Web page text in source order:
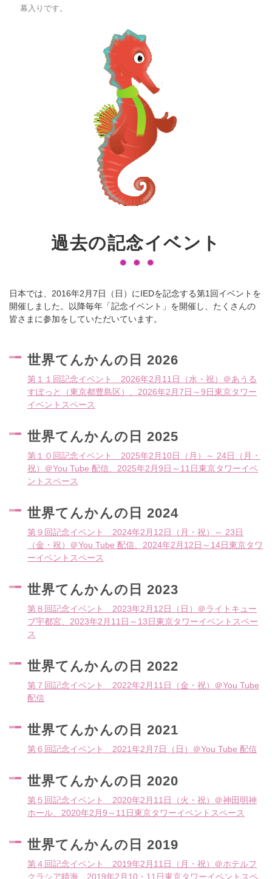
幕入りです。
過去の記念イベント
日本では、2016年2月7日（日）にIEDを記念する第1回イベントを
開催しました。以降毎年「記念イベント」を開催し、たくさんの
皆さまに参加をしていただいています。
世界てんかんの日 2026
第１１回記念イベント 2026年2月11日（水・祝）＠あうる
すぽっと（東京都豊島区）、2026年2月7日～9日東京タワー
イベントスペース
世界てんかんの日 2025
第１０回記念イベント 2025年2月10日（月）～ 24日（月・
祝）＠You Tube 配信、2025年2月9日～11日東京タワーイベ
ントスペース
世界てんかんの日 2024
第９回記念イベント 2024年2月12日（月・祝）～ 23日
（金・祝）＠You Tube 配信、2024年2月12日～14日東京タワ
ーイベントスペース
世界てんかんの日 2023
第８回記念イベント 2023年2月12日（日）＠ライトキュー
ブ宇都宮、2023年2月11日～13日東京タワーイベントスペー
ス
世界てんかんの日 2022
第７回記念イベント 2022年2月11日（金・祝）＠You Tube
配信
世界てんかんの日 2021
第６回記念イベント 2021年2月7日（日）＠You Tube 配信
世界てんかんの日 2020
第５回記念イベント 2020年2月11日（火・祝）＠神田明神
ホール、2020年2月9～11日東京タワーイベントスペース
世界てんかんの日 2019
第４回記念イベント 2019年2月11日（月・祝）＠ホテルフ
クラシア晴海、2019年2月10・11日東京タワーイベントスペ